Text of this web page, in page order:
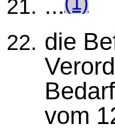
die
vom